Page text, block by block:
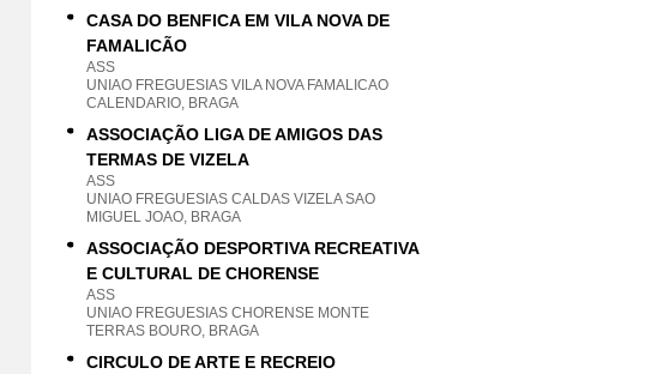
CASA DO BENFICA EM VILA NOVA DE
FAMALICÃO
ASS
UNIAO FREGUESIAS VILA NOVA FAMALICAO
CALENDARIO, BRAGA
ASSOCIAÇÃO LIGA DE AMIGOS DAS
TERMAS DE VIZELA
ASS
UNIAO FREGUESIAS CALDAS VIZELA SAO
MIGUEL JOAO, BRAGA
ASSOCIAÇÃO DESPORTIVA RECREATIVA
E CULTURAL DE CHORENSE
ASS
UNIAO FREGUESIAS CHORENSE MONTE
TERRAS BOURO, BRAGA
CIRCULO DE ARTE E RECREIO